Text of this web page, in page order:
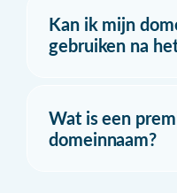
Kan ik mijn
gebruiken na
Wat is een
domeinnaam?